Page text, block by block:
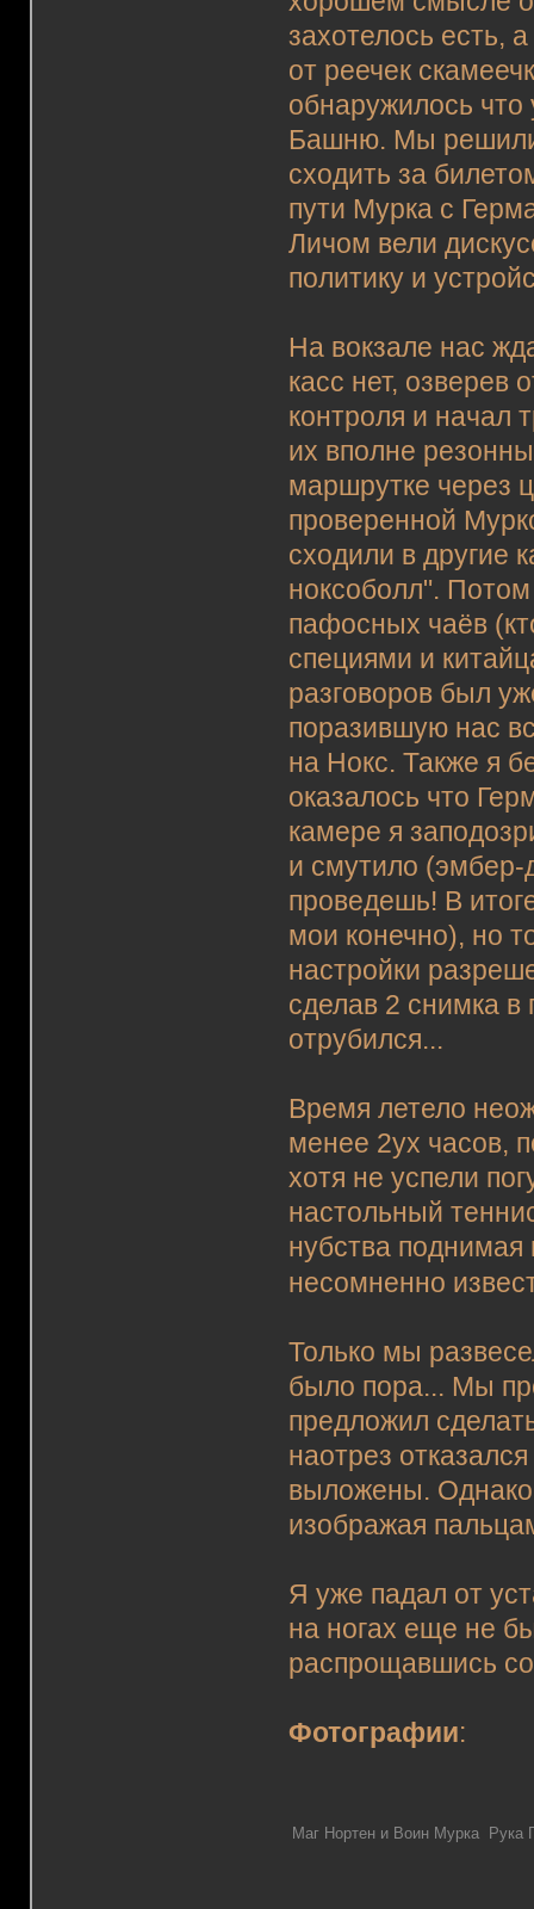
захотелось есть,
от реечек
обнаружилось что
Башню. Мы решили
сходить за
пути Мурка с
Личом вели
политику и
На вокзале нас
касс нет, озверев
контроля и начал
их вполне
маршрутке через
проверенной
сходили в другие
ноксоболл".
пафосных чаёв
специями и
разговоров был
поразившую нас
на Нокс. Также я
оказалось что
камере я
и смутило (эмбер-
проведешь! В
мои конечно), но
настройки
сделав 2 снимка в
отрубился...
Время летело
менее 2ух часов,
хотя не успели
настольный
нубства поднимая
несомненно
Только мы
было пора... Мы
предложил
наотрез
выложены.
изображая
Я уже падал от
на ногах еще не
распрощавшись
Фотографии:
Маг Нортен и Воин Мурка Рука